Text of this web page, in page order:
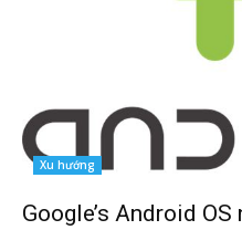
Xu hướng
Google’s Android